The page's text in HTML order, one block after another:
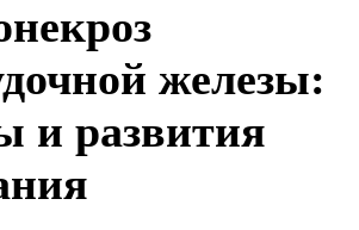
железы:
и развития